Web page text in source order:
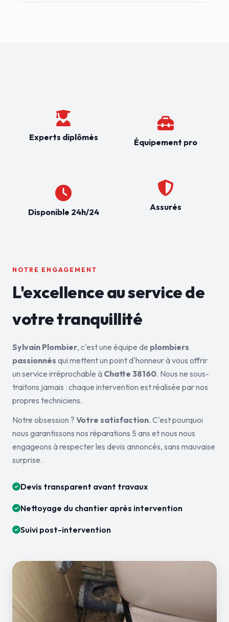
Experts diplômés
Disponible 24h/24
Équipement pro
Assurés
NOTRE ENGAGEMENT
L'excellence au service de
votre tranquillité
Sylvain Plombier, c'est une équipe de plombiers
passionnés qui mettent un point d'honneur à vous offrir
un service irréprochable à Chatte 38160. Nous ne sous-
traitons jamais : chaque intervention est réalisée par nos
propres techniciens.
Notre obsession ? Votre satisfaction. C'est pourquoi
nous garantissons nos réparations 5 ans et nous nous
engageons à respecter les devis annoncés, sans mauvaise
surprise.
Devis transparent avant travaux
Nettoyage du chantier après intervention
Suivi post-intervention